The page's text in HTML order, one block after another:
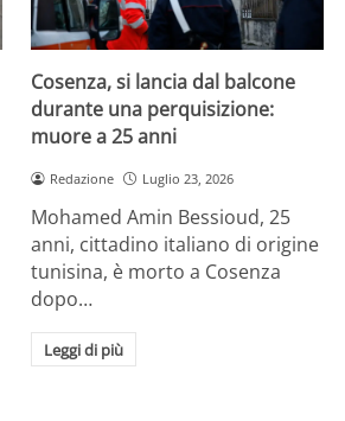
Cosenza, si lancia dal balcone
durante una perquisizione:
muore a 25 anni
Redazione Luglio 23, 2026
Mohamed Amin Bessioud, 25
anni, cittadino italiano di origine
tunisina, è morto a Cosenza
dopo…
Leggi di più